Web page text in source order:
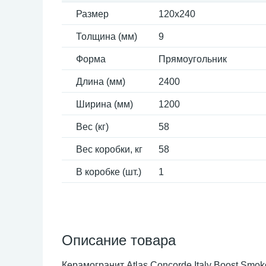
Размер 120x240
Толщина (мм) 9
Форма Прямоугольник
Длина (мм) 2400
Ширина (мм) 1200
Вес (кг) 58
Вес коробки, кг 58
В коробке (шт.) 1
Описание товара